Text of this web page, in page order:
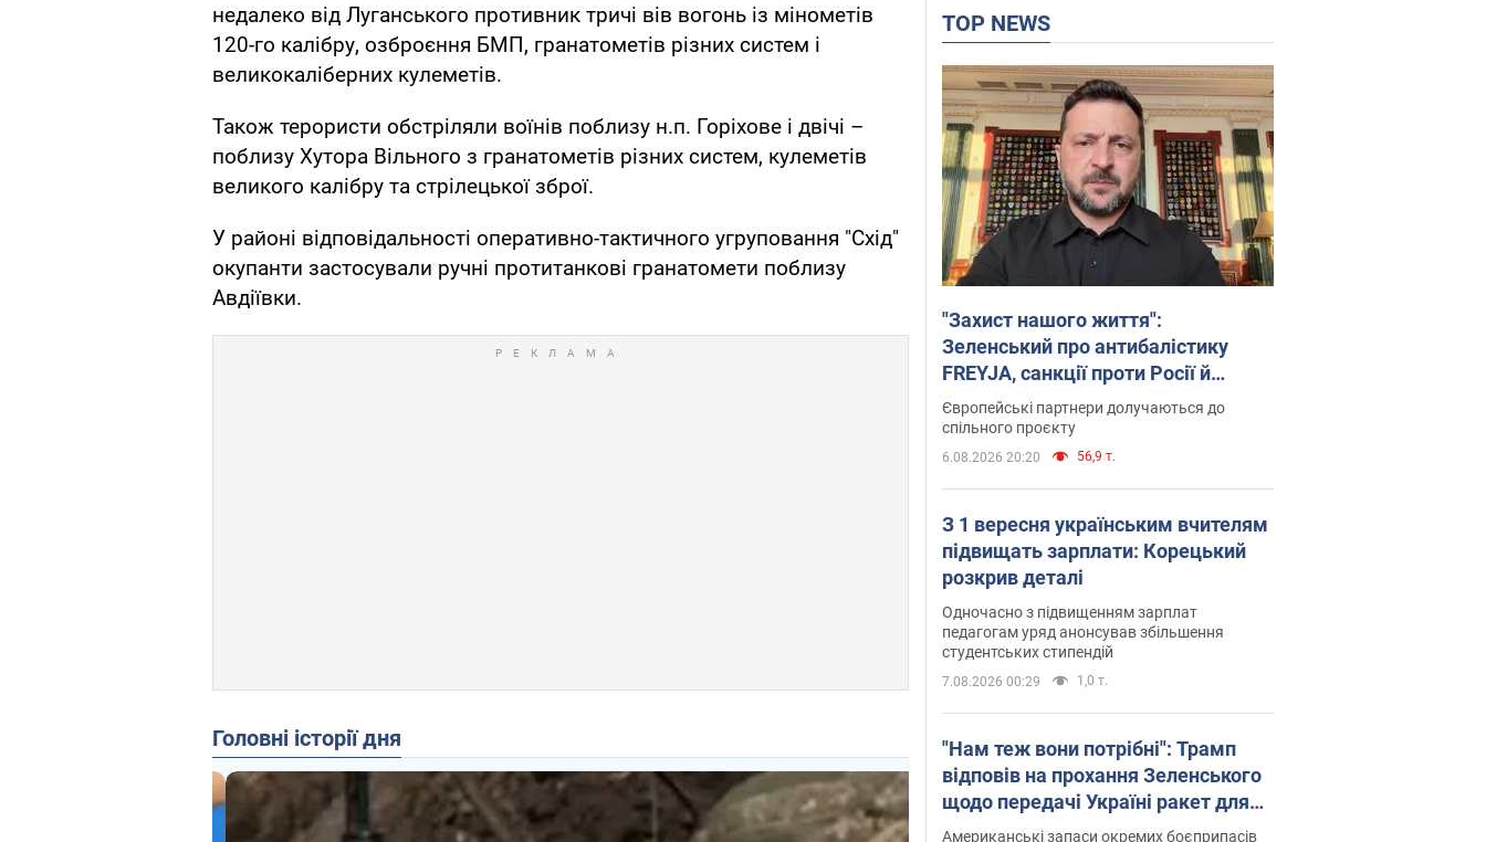
недалеко від Луганського противник тричі вів вогонь із мінометів
120-го калібру, озброєння БМП, гранатометів різних систем і
великокаліберних кулеметів.
Також терористи обстріляли воїнів поблизу н.п. Горіхове і двічі –
поблизу Хутора Вільного з гранатометів різних систем, кулеметів
великого калібру та стрілецької зброї.
У районі відповідальності оперативно-тактичного угруповання "Схід"
окупанти застосували ручні протитанкові гранатомети поблизу
Авдіївки.
Головні історії дня
TOP NEWS
"Захист нашого життя":
Зеленський про антибалістику
FREYJA, санкції проти Росії й
підтримку аграріїв. Відео
Європейські партнери долучаються до
спільного проєкту
6.08.2026 20:20 56,9 т.
З 1 вересня українським вчителям
підвищать зарплати: Корецький
розкрив деталі
Одночасно з підвищенням зарплат
педагогам уряд анонсував збільшення
студентських стипендій
7.08.2026 00:29 1,0 т.
"Нам теж вони потрібні": Трамп
відповів на прохання Зеленського
щодо передачі Україні ракет для
Patriot
Американські запаси окремих боєприпасів